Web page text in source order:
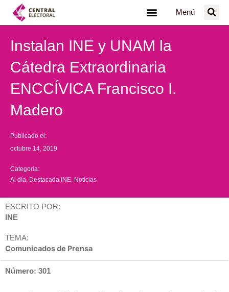
Menú
Instalan INE y UNAM la
Cátedra Extraordinaria
ENCCÍVICA Francisco I.
Madero
Publicado el:
octubre 14, 2019
Categoría:
Al día Destacada INE Noticias
ESCRITO POR:
INE
TEMA:
Comunicados de Prensa
Número: 301